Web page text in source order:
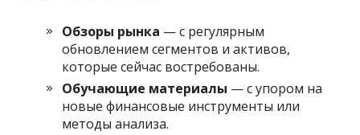
Обзоры рынка — с регулярным
обновлением сегментов и активов,
которые сейчас востребованы.
Обучающие материалы — с упором на
новые финансовые инструменты или
методы анализа.